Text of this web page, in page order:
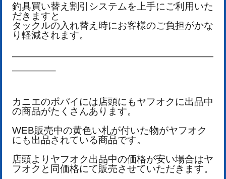
釣具買い替え割引システムを上手にご利用いた
だきますと
タックルの入れ替え時にお客様のご負担がかな
り軽減されます。
—————————————————————
————–
カニエのポパイには店頭にもヤフオクに出品中
の商品がたくさんあります。
WEB販売中の黄色い札が付いた物がヤフオク
にも出品されている商品です。
店頭よりヤフオク出品中の価格が安い場合はヤ
フオクと同価格にて販売させていただきます。